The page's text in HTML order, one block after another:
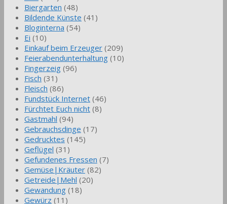
Biergarten (48)
Bildende Künste (41)
Bloginterna (54)
Ei (10)
Einkauf beim Erzeuger (209)
Feierabendunterhaltung (10)
Fingerzeig (96)
Fisch (31)
Fleisch (86)
Fundstück Internet (46)
Fürchtet Euch nicht (8)
Gastmahl (94)
Gebrauchsdinge (17)
Gedrucktes (145)
Geflügel (31)
Gefundenes Fressen (7)
Gemüse|Kräuter (82)
Getreide|Mehl (20)
Gewandung (18)
Gewürz (11)